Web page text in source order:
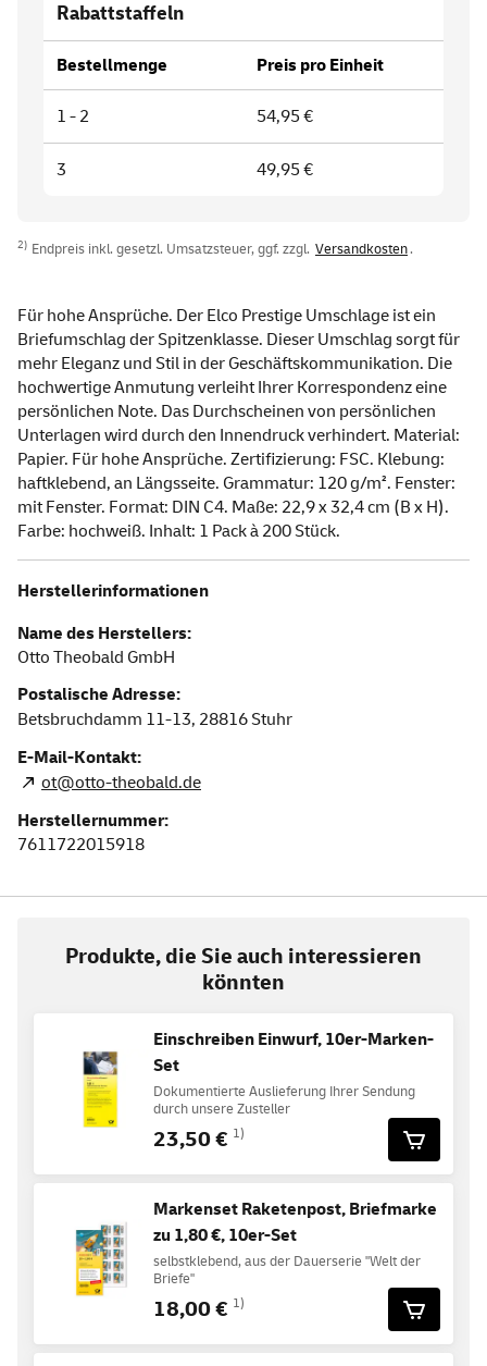
Rabattstaffeln
Bestellmenge Preis pro Einheit
1 - 2 54,95 €
3 49,95 €
2) Endpreis inkl. gesetzl. Umsatzsteuer, ggf. zzgl. Versandkosten.
Für hohe Ansprüche. Der Elco Prestige Umschlage ist ein
Briefumschlag der Spitzenklasse. Dieser Umschlag sorgt für
mehr Eleganz und Stil in der Geschäftskommunikation. Die
hochwertige Anmutung verleiht Ihrer Korrespondenz eine
persönlichen Note. Das Durchscheinen von persönlichen
Unterlagen wird durch den Innendruck verhindert. Material:
Papier. Für hohe Ansprüche. Zertifizierung: FSC. Klebung:
haftklebend, an Längsseite. Grammatur: 120 g/m². Fenster:
mit Fenster. Format: DIN C4. Maße: 22,9 x 32,4 cm (B x H).
Farbe: hochweiß. Inhalt: 1 Pack à 200 Stück.
Herstellerinformationen
Name des Herstellers:
Otto Theobald GmbH
Postalische Adresse:
Betsbruchdamm 11-13, 28816Stuhr
E-Mail-Kontakt:
ot@otto-theobald.de
Herstellernummer:
7611722015918
Produkte, die Sie auch interessieren
könnten
Einschreiben Einwurf, 10er-Marken-
Set
Dokumentierte Auslieferung Ihrer Sendung
durch unsere Zusteller
23,50 € 1)
Markenset Raketenpost, Briefmarke
zu 1,80 €, 10er-Set
selbstklebend, aus der Dauerserie "Welt der
Briefe"
18,00 € 1)